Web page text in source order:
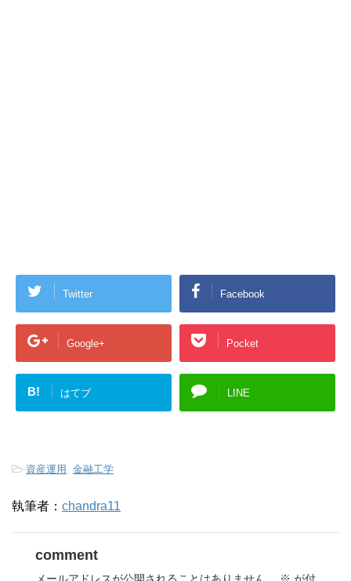
Twitter Facebook
Google+ Pocket
B! はてブ LINE
-資産運用 , 金融工学
執筆者： chandra11
comment